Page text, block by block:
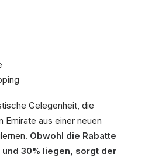
Gelegenheit, die
Emirate aus einer neuen
Obwohl die Rabatte
30% liegen, sorgt der